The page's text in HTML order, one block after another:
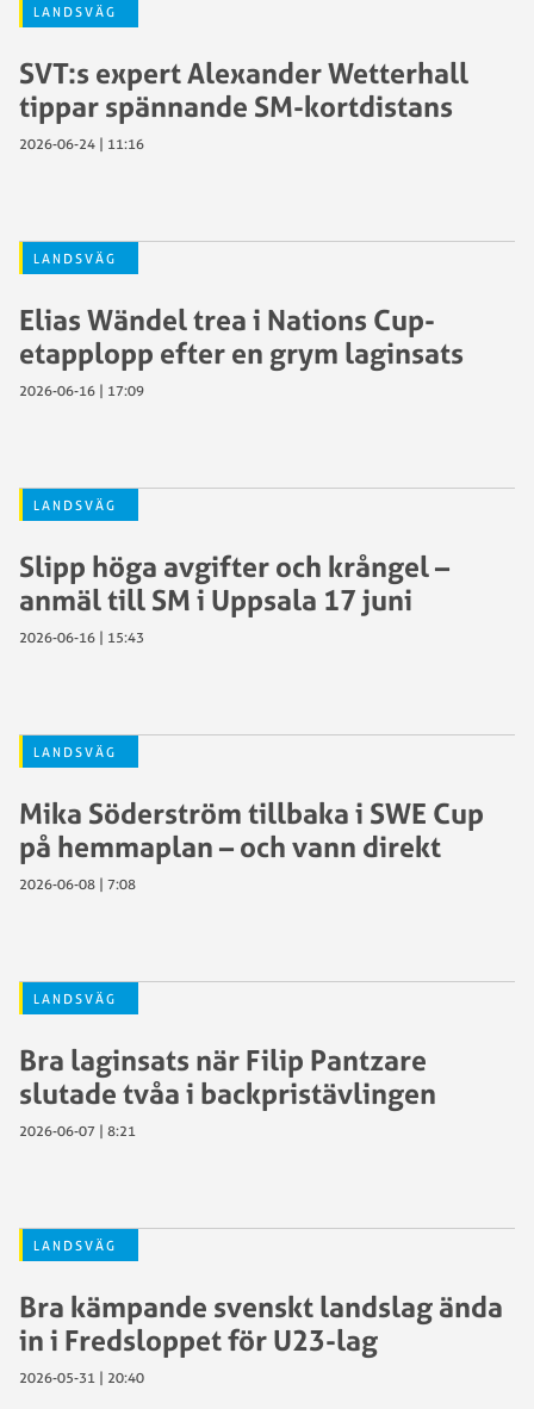
LANDSVÄG
SVT:s expert Alexander Wetterhall
tippar spännande SM-kortdistans
2026-06-24 | 11:16
LANDSVÄG
Elias Wändel trea i Nations Cup-
etapplopp efter en grym laginsats
2026-06-16 | 17:09
LANDSVÄG
Slipp höga avgifter och krångel –
anmäl till SM i Uppsala 17 juni
2026-06-16 | 15:43
LANDSVÄG
Mika Söderström tillbaka i SWE Cup
på hemmaplan – och vann direkt
2026-06-08 | 7:08
LANDSVÄG
Bra laginsats när Filip Pantzare
slutade tvåa i backpristävlingen
2026-06-07 | 8:21
LANDSVÄG
Bra kämpande svenskt landslag ända
in i Fredsloppet för U23-lag
2026-05-31 | 20:40